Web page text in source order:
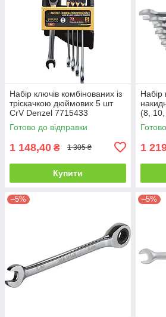
Набір ключів комбінованих із
тріскачкою дюймових 5 шт
CrV Denzel 7715433
Готово до відправки
1 148,40 ₴ 1 305 ₴
Купити
Набір
(8,
мм)
1
–5% –5%